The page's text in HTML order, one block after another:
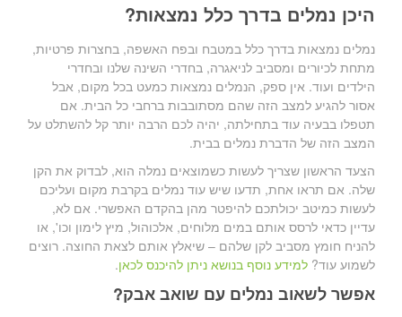
היכן נמלים בדרך כלל נמצאות?
נמלים נמצאות בדרך כלל במטבח ובפח האשפה, בחצרות פרטיות,
מתחת לכיורים ומסביב לניאגרה, בחדרי השינה שלנו ובחדרי
הילדים ועוד. אין ספק, הנמלים נמצאות כמעט בכל מקום, אבל
אסור להגיע למצב הזה שהם מסתובבות ברחבי כל הבית. אם
תטפלו בבעיה עוד בתחילתה, יהיה לכם הרבה יותר קל להשתלט על
המצב הזה של הדברת נמלים בבית.
הצעד הראשון שצריך לעשות כשמוצאים נמלה הוא, לבדוק את הקן
שלה. אם תראו אחת, תדעו שיש עוד נמלים בקרבת מקום ועליכם
לעשות כמיטב יכולתכם להיפטר מהן בהקדם האפשרי. אם לא,
עדיין כדאי לרסס אותם במים מלוחים, אלכוהול, מיץ לימון וכו', או
להניח חומץ מסביב לקן שלהם – שיאלץ אותם לצאת החוצה. רוצים
לשמוע עוד? למידע נוסף בנושא ניתן להיכנס לכאן.
אפשר לשאוב נמלים עם שואב אבק?